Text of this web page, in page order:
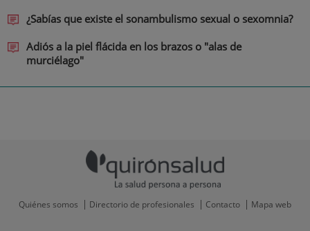
¿Sabías que existe el sonambulismo sexual o sexomnia?
Adiós a la piel flácida en los brazos o "alas de
murciélago"
Quiénes somos Directorio de profesionales Contacto Mapa web